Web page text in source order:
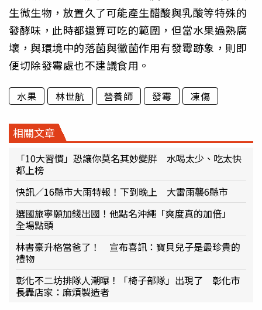
生微生物，放置久了可能產生醋酸與乳酸等特殊的
發酵味，此時都還算可吃的範圍，但當水果過熟腐
壞，與環境中的落菌與黴菌作用有發霉跡象，則即
便切除發霉處也不建議食用。
水果 林世航 營養師 發霉 凍傷
相關文章
「10大習慣」恐讓你莫名其妙變胖 水喝太少、吃太快
都上榜
快訊／16縣市大雨特報！下到晚上 大雷雨襲6縣市
選國旅寧願加錢出國！他點名沖繩「爽度真的加倍」
全場點頭
林書豪升格當爸了！ 宣布喜訊：寶貝兒子是最珍貴的
禮物
彰化不二坊排隊人潮曝！「椅子部隊」出現了 彰化市
長轟店家：麻煩製造者